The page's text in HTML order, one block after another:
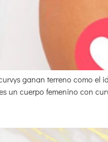
ganan terreno como el
un cuerpo femenino con